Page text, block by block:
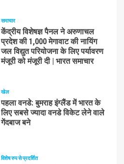
समाचार
केंद्रीय विशेषज्ञ पैनल ने अरुणाचल
प्रदेश की 1,000 मेगावाट की नायिंग
जल विद्युत परियोजना के लिए पर्यावरण
मंजूरी को मंजूरी दी | भारत समाचार
खेल
पहला वनडे: बुमराह इंग्लैंड में भारत के
लिए सबसे ज्यादा वनडे विकेट लेने वाले
गेंदबाज बने
विशेष रुप से प्रदर्शित